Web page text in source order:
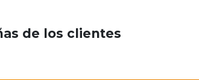
de los clientes